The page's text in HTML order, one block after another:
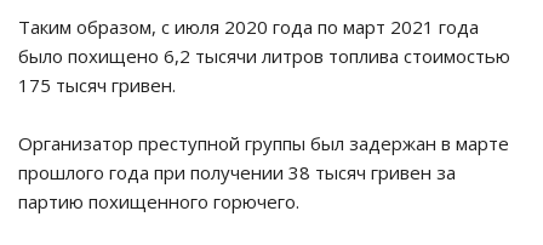
Таким образом, с июля 2020 года по март 2021 года
было похищено 6,2 тысячи литров топлива стоимостью
175 тысяч гривен.
Организатор преступной группы был задержан в марте
прошлого года при получении 38 тысяч гривен за
партию похищенного горючего.